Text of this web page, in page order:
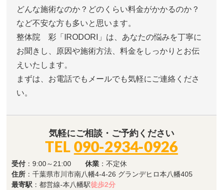
どんな施術なのか？どのくらい料金がかかるのか？
など不安な方も多いと思います。
整体院 彩「IRODORI」は、あなたの悩みを丁寧に
お聞きし、原因や施術方法、料金をしっかりとお伝
えいたします。
まずは、お電話でもメールでも気軽にご連絡くださ
い。
気軽にご相談・ご予約ください
TEL 090-2934-0926
受付 ：9:00～21:00休業 ：不定休
住所 ：千葉県市川市南八幡4-4-26 グランデヒロ本八幡405
最寄駅 ：都営線-本八幡駅徒歩2分